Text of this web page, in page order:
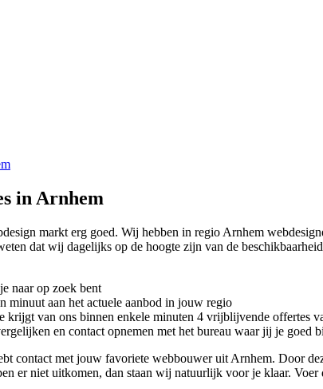
in Arnhem
markt erg goed. Wij hebben in regio Arnhem
dat wij dagelijks op de hoogte zijn van de
naar op zoek bent
minuut aan het actuele aanbod in jouw regio
krijgt van ons binnen enkele minuten 4 vrijblijvende offertes
en contact opnemen met het bureau waar jij je goed
contact met jouw favoriete webbouwer uit Arnhem. Door
er niet uitkomen, dan staan wij natuurlijk voor je klaar.